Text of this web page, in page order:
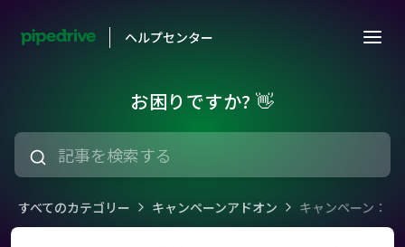
ヘルプセンター
お困りですか? 👋
すべてのカテゴリー キャンペーンアドオン キャンペーン：